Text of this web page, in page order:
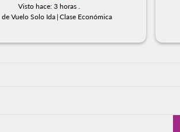
Visto hace: 3 horas .
Vuelo Solo Ida| Clase Económica
OfertasOfertas
USD226USD246
OAK–TIJ: cmp-view-offers-disclaimer.
OAK–TIJ: cmp-view-offers-
OAK–TIJ: cmp-view-offers-
OAK–TIJ: cmp-view-
OAK–TIJ: cmp-view-
OAK–TIJ: cmp-
OAK–TIJ: